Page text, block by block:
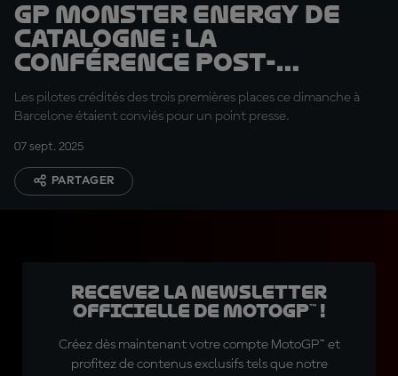
GP Monster Energy de
Catalogne : la
conférence post-
course !
Les pilotes crédités des trois premières places ce dimanche à
Barcelone étaient conviés pour un point presse.
07 sept. 2025
PARTAGER
Recevez la Newsletter
officielle de MotoGP™ !
Créez dès maintenant votre compte MotoGP™ et
profitez de contenus exclusifs tels que notre